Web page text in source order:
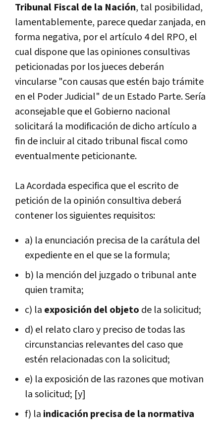
Tribunal Fiscal de la Nación, tal posibilidad,
lamentablemente, parece quedar zanjada, en
forma negativa, por el artí­culo 4 del RPO, el
cual dispone que las opiniones consultivas
peticionadas por los jueces deberán
vincularse "con causas que estén bajo trámite
en el Poder Judicial" de un Estado Parte. Serí­a
aconsejable que el Gobierno nacional
solicitará la modificación de dicho artí­culo a
fin de incluir al citado tribunal fiscal como
eventualmente peticionante.
La Acordada especifica que el escrito de
petición de la opinión consultiva deberá
contener los siguientes requisitos:
a) la enunciación precisa de la carátula del
expediente en el que se la formula;
b) la mención del juzgado o tribunal ante
quien tramita;
c) la exposición del objeto de la solicitud;
d) el relato claro y preciso de todas las
circunstancias relevantes del caso que
estén relacionadas con la solicitud;
e) la exposición de las razones que motivan
la solicitud; [y]
f) la indicación precisa de la normativa